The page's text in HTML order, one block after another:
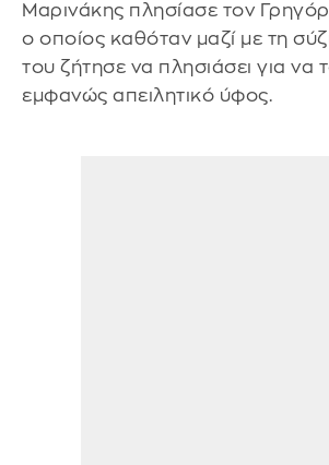
Μαρινάκης πλησίασε τον
ο οποίος καθόταν μαζί με τη
του ζήτησε να πλησιάσει για να
εμφανώς απειλητικό ύφος.